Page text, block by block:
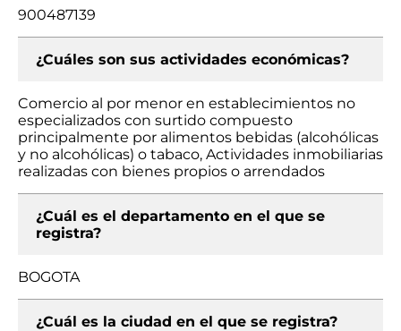
900487139
¿Cuáles son sus actividades económicas?
Comercio al por menor en establecimientos no
especializados con surtido compuesto
principalmente por alimentos bebidas (alcohólicas
y no alcohólicas) o tabaco, Actividades inmobiliarias
realizadas con bienes propios o arrendados
¿Cuál es el departamento en el que se
registra?
BOGOTA
¿Cuál es la ciudad en el que se registra?